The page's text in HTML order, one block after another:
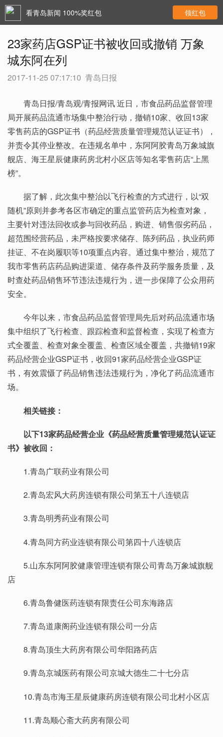
看青岛新闻 100%奖红包 领红包
23家药店GSP证书被收回或撤销 万象
城东阿在列
2017-11-25 07:17:10 青岛日报
青岛日报/青岛观/青报网讯 近日，市食品药品监督管理
局开展药品流通市场集中整治行动，撤销10家、收回13家
零售药店的GSP证书（药品经营质量管理规范认证证书），
并责令其停业整改。在违规名单中，东阿阿胶青岛万象城旗
舰店、海王星辰健康药房北村小区店等知名零售药店“上黑
榜”。
据了解，此次集中整治以飞行检查的方式进行，以“双
随机”原则并参考各区市确定的重点监管药店为检查对象，
主要针对违法回收或参与回收药品，购进、销售假劣药品，
超范围经营药品，未严格按要求储存、陈列药品，执业药师
挂证、不在岗履职等10项重点内容。通过集中整治，规范了
我市零售药店药品购进渠道、储存条件及药学服务质量，及
时查处药品销售环节违法违规行为，进一步保障了公众用药
安全。
今年以来，市食品药品监督管理局先后对药品流通市场
集中组织了飞行检查、跟踪检查和监督检查，实现了检查方
式全覆盖、检查对象全覆盖、检查区域全覆盖，共撤销19家
药品经营企业GSP证书，收回91家药品经营企业GSP证
书，有效震慑了药品销售违法违规行为，净化了药品流通市
场。
相关链接：
以下13家药品经营企业《药品经营质量管理规范认证证
书》被收回：
1.青岛广联药业有限公司
2.青岛宏风大药房连锁有限公司第五十八连锁店
3.青岛明秀药业有限公司
4.青岛同方药业连锁有限公司第四十八连锁店
5.山东东阿阿胶健康管理连锁有限公司青岛万象城旗舰
店
6.青岛鲁健医药连锁有限责任公司东海路店
7.青岛道康阁药业连锁有限公司一分店
8.青岛顶生大药房有限公司华阳路药店
9.青岛京城医药有限公司京城大德生二十七分店
10.青岛市海王星辰健康药房连锁有限公司北村小区店
11.青岛顺心斋大药房有限公司